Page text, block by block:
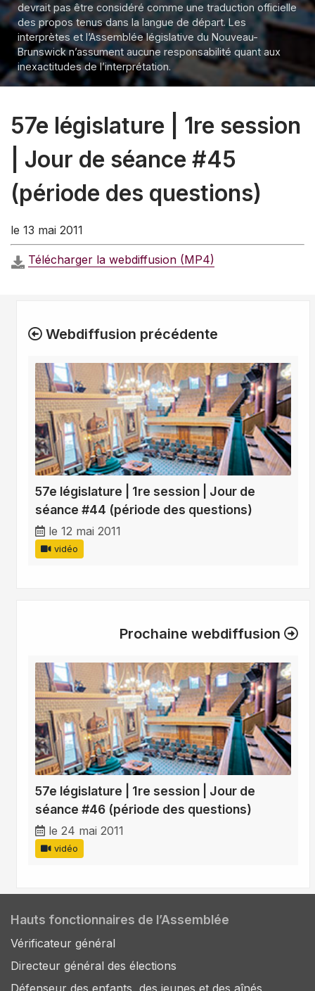
devrait pas être considéré comme une traduction officielle
des propos tenus dans la langue de départ. Les
interprètes et l’Assemblée législative du Nouveau-
Brunswick n’assument aucune responsabilité quant aux
inexactitudes de l’interprétation.
57e législature | 1re session
| Jour de séance #45
(période des questions)
le 13 mai 2011
Télécharger la webdiffusion (MP4)
Webdiffusion précédente
57e législature | 1re session | Jour de
séance #44 (période des questions)
le 12 mai 2011
vidéo
Prochaine webdiffusion
57e législature | 1re session | Jour de
séance #46 (période des questions)
le 24 mai 2011
vidéo
Hauts fonctionnaires de l’Assemblée
Vérificateur général
Directeur général des élections